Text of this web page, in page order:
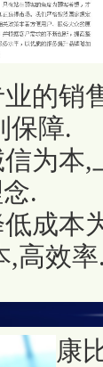
的销
保障.
为本
.
成本
,高效
康